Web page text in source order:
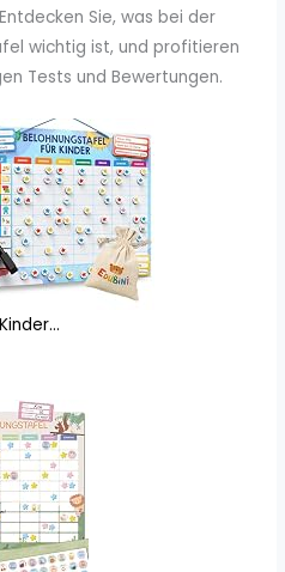
Sie, was bei der
wichtig ist, und profitieren
Tests und Bewertungen.